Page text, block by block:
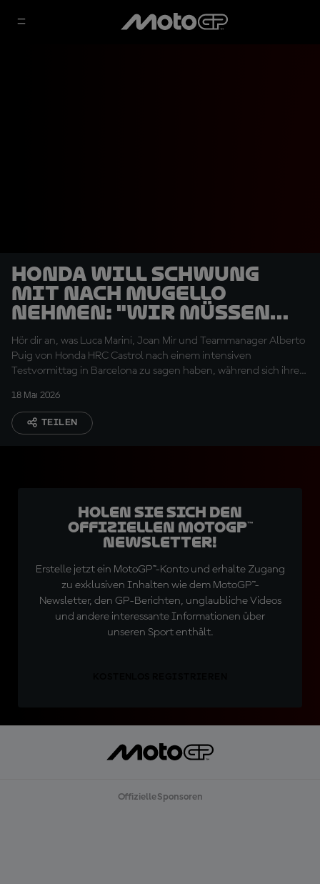
Honda will Schwung
mit nach Mugello
nehmen: "Wir müssen
optimistisch sein"
Hör dir an, was Luca Marini, Joan Mir und Teammanager Alberto
Puig von Honda HRC Castrol nach einem intensiven
Testvormittag in Barcelona zu sagen haben, während sich ihre
18 Mai 2026
TEILEN
Holen Sie sich den
offiziellen MotoGP™
Newsletter!
Erstelle jetzt ein MotoGP™-Konto und erhalte Zugang
zu exklusiven Inhalten wie dem MotoGP™-
Newsletter, den GP-Berichten, unglaubliche Videos
und andere interessante Informationen über
unseren Sport enthält.
Offizielle Sponsoren